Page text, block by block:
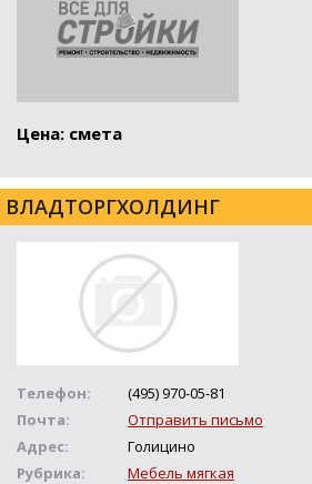
Цена: смета
ВЛАДТОРГХОЛДИНГ
Телефон:
(495) 970-05-81
Почта:
Отправить письмо
Адрес:
Голицино
Рубрика:
Мебель мягкая